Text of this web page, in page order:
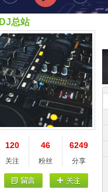
DJ总站
120
关注
46
粉丝
6249
分享